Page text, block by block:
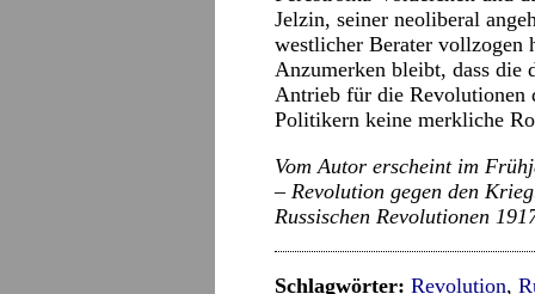
Jelzin, seiner neoliberal
westlicher Berater vollzogen
Anzumerken bleibt, dass die
Antrieb für die Revolutionen
Politikern keine merkliche
Vom Autor erscheint im
– Revolution gegen den
Russischen Revolutionen
Schlagwörter: Revolution,